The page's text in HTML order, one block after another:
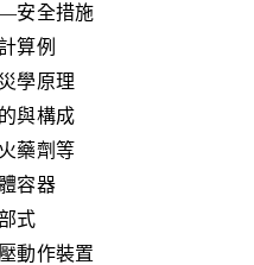
—安全措施
算例
學原理
與構成
藥劑等
容器
式
動作裝置